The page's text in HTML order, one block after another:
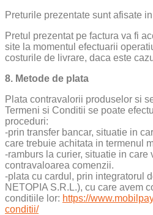
Preturile prezentate sunt afisate
Pretul prezentat pe factura va fi
site la momentul efectuarii
costurile de livrare, daca este
8. Metode de plata
Plata contravalorii produselor si
Termeni si Conditii se poate
proceduri:
-prin transfer bancar, situatie in
care trebuie achitata in termenul
-ramburs la curier, situatie in care
contravaloarea comenzii.
-plata cu cardul, prin integratorul
NETOPIA S.R.L.), cu care avem
conditiile lor: https://
conditii/